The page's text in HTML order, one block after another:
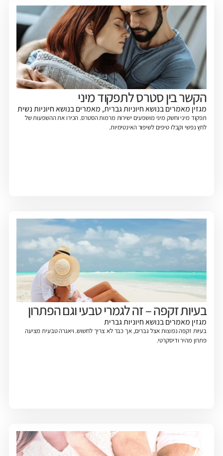
הקשר בין סטרס לתפקוד מיני
מגזין מאמרים בנושא חיוניות גברית, מאמרים בנושא חיוניות נשית
תפקוד מיני וחשק מיני מושפעים ישירות מרמות הסטרס. הכירו את ההשפעות של
לחץ נפשי וקבלו טיפים לשיפור האינטימיות.
בעיות זקפה – זה לגמרי טבעי וגם הפתרון
מגזין מאמרים בנושא חיוניות גברית
בעיות זקפה נפוצות אצל גברים, אך כבר לא צריך לחשוש. ויאגרה טבעית מציעה
פתרון מהיר ודיסקרטי.